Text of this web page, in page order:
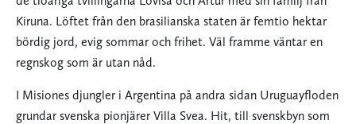
Kiruna. Löftet från den brasilianska staten är femtio hektar
bördig jord, evig sommar och frihet. Väl framme väntar en
regnskog som är utan nåd.
I Misiones djungler i Argentina på andra sidan Uruguayfloden
grundar svenska pionjärer Villa Svea. Hit, till svenskbyn som